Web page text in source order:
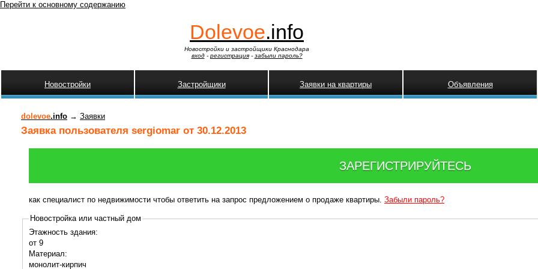
Перейти к основному содержанию
Dolevoe.info
Новостройки и застройщики Краснодара
вход- регистрация- забыли пароль?
Новостройки Застройщики Заявки на квартиры Объявления
dolevoe.info → Заявки
Заявка пользователя sergiomar от 30.12.2013
ЗАРЕГИСТРИРУЙТЕСЬ
как специалист по недвижимости чтобы ответить на запрос предложением о продаже квартиры.Забыли пароль?
Новостройка или частный дом
Этажность здания:
от 9
Материал:
монолит-кирпич